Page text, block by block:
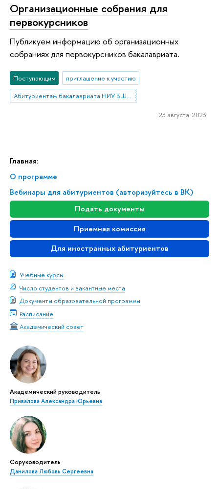
Главная:
О программе
Вебинары для абитуриентов (авторизуйтесь в ВК)
Подать документы
Приемная комиссия
Для иностранных абитуриентов
Учебные курсы
Число студентов и вакантные места
Документы образовательной программы
Расписание
Академический совет
Академический руководитель
Привалова Александра Юрьевна
Соруководитель
Данилова Любовь Сергеевна
Организационные собрания для
первокурсников
Публикуем информацию об организационных
собраниях для первокурсников бакалавриата.
Поступающим
приглашение к участию
Абитуриентам бакалавриата НИУ ВШЭ—Нижний Новгород
23 августа 2023